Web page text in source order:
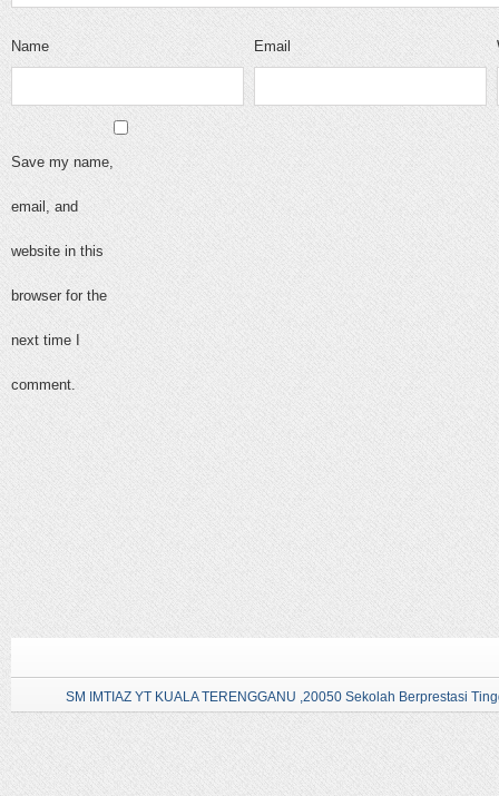
Name Email
Save my name,
email, and
website in this
browser for the
next time I
comment.
SM IMTIAZ YT KUALA TERENGGANU ,20050 Sekolah Berprestasi